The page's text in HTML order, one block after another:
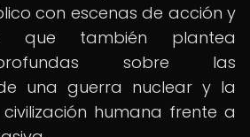
con escenas de acción y
que también plantea
sobre las
una guerra nuclear y la
humana frente a